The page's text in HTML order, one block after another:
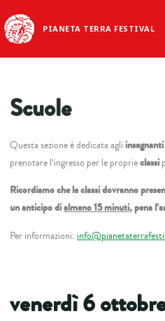
PIANETA TERRA FESTIVAL
Scuole
Questa sezione è dedicata agliinsegnanti
prenotare l’ingresso per le proprieclassi
Ricordiamo che le classi dovranno
un anticipo dialmeno 15 minuti, pena
Per informazioni:
venerdì 6